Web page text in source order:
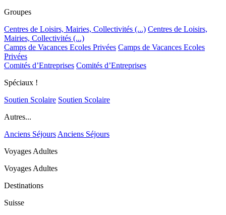
Groupes
Centres de Loisirs, Mairies, Collectivités (...) Centres de Loisirs,
Mairies, Collectivités (...)
Camps de Vacances Ecoles Privées Camps de Vacances Ecoles
Privées
Comités d’Entreprises Comités d’Entreprises
Spéciaux !
Soutien Scolaire Soutien Scolaire
Autres...
Anciens SéjoursAnciens Séjours
Voyages Adultes
Voyages Adultes
Destinations
Suisse